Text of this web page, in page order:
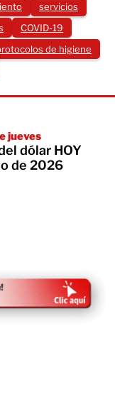
servicios
COVID-19
de higiene
jueves
dólar HOY
de 2026